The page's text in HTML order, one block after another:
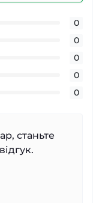
0
0
0
0
0
станьте